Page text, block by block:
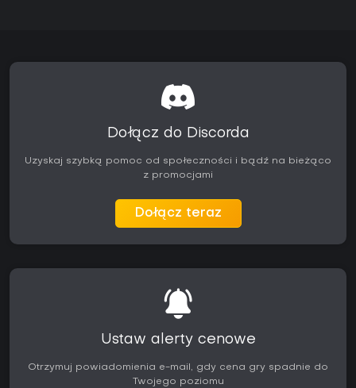
Dołącz do Discorda
Uzyskaj szybką pomoc od społeczności i bądź na bieżąco
z promocjami
Dołącz teraz
Ustaw alerty cenowe
Otrzymuj powiadomienia e-mail, gdy cena gry spadnie do
Twojego poziomu